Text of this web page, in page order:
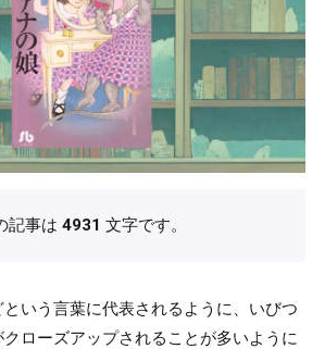
記事は 4931 文字です。
いう言葉に代表されるように、いびつ
ローズアップされることが多いように